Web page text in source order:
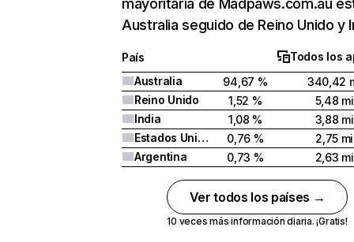
mayoritaria de Madpaws.com.au
Australia seguido de Reino Unido y
País
Todos los
Australia
94,67 %
340,42
Reino Unido
1,52 %
5,48
India
1,08 %
3,88
Estados Unidos
0,76 %
2,75
Argentina
0,73 % 2,63
Ver todos los países →
10 veces más información diaria. ¡Gratis!